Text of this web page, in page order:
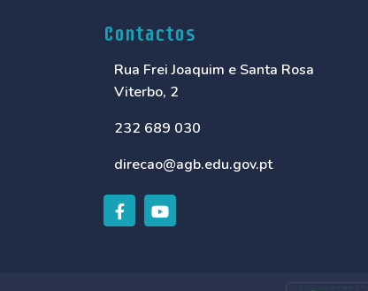
Contactos
Rua Frei Joaquim e Santa Rosa
Viterbo, 2
232 689 030
direcao@agb.edu.gov.pt